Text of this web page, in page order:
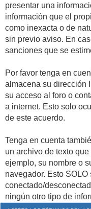
presentar una
información que el
como inexacta o de
sin previo aviso. En
sanciones que se
Por favor tenga en
almacena su dirección
su acceso al foro o
a internet. Esto solo
de este acuerdo.
Tenga en cuenta
un archivo de texto
ejemplo, su nombre o
navegador. Esto
conectado/
ningún otro tipo de